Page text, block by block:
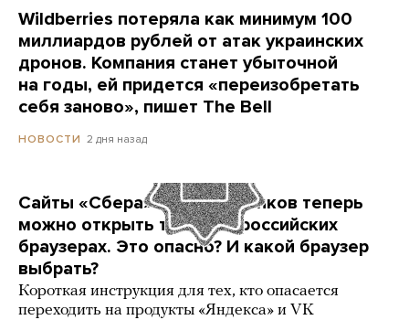
Wildberries потеряла как минимум 100
миллиардов рублей от атак украинских
дронов. Компания станет убыточной
на годы, ей придется «переизобретать
себя заново», пишет The Bell
НОВОСТИ 2 дня назад
Сайты «Сбера» и других банков теперь
можно открыть только в российских
браузерах. Это опасно? И какой браузер
выбрать?
Короткая инструкция для тех, кто опасается
переходить на продукты «Яндекса» и VK